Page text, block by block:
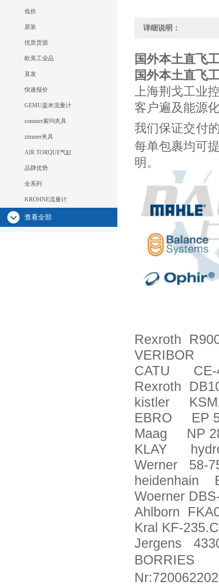
低价
原装
优质货源
欧美工业品
直发
快速报价
GEMU盖米流量计
sommer索玛夹具
zimmer夹具
AIR TORQUE气缸
品牌优势
全系列
KROHNE流量计
查看全部
详细说明：
国外本土直飞
国外本土直飞
上海荆戈工业
客户遍及能源
我们保证交付
每单包裹均可
明。
Rexroth
VERIBOR
CATU CE-
Rexroth
kistler
EBRO EP
Maag NP
KLAY
Werner 58-
heidenhain
Woerner
Ahlborn
Kral KF-
Jergens
BORRIES